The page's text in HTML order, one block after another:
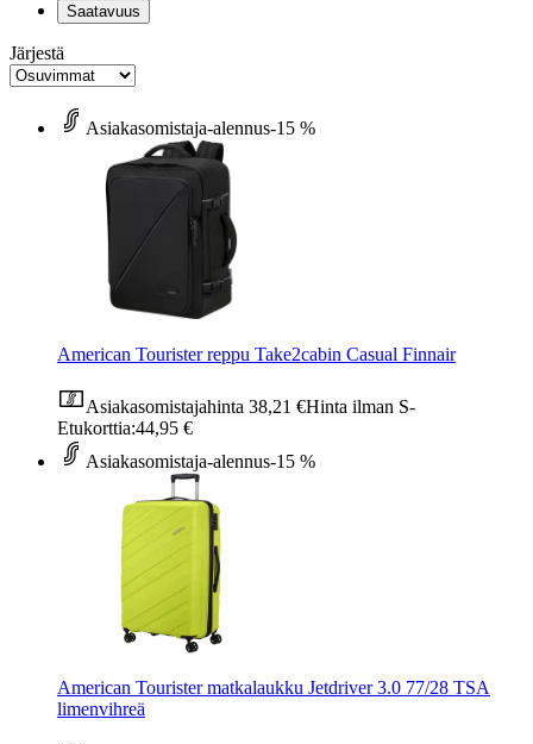
Saatavuus
Järjestä
Asiakasomistaja-alennus-15 %
American Tourister reppu Take2cabin Casual Finnair
Asiakasomistajahinta 38,21 €Hinta ilman S-
Etukorttia:44,95 €
Asiakasomistaja-alennus-15 %
American Tourister matkalaukku Jetdriver 3.0 77/28 TSA
limenvihreä